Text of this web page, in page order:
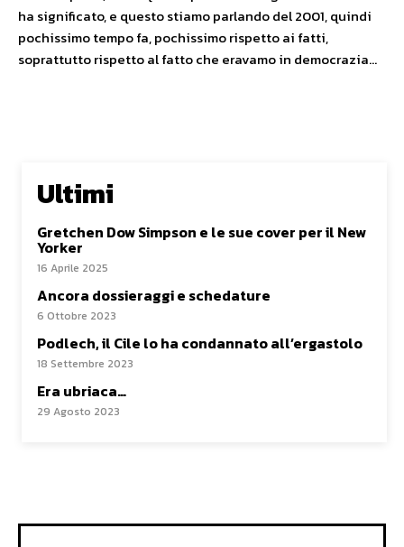
ha significato, e questo stiamo parlando del 2001, quindi
pochissimo tempo fa, pochissimo rispetto ai fatti,
soprattutto rispetto al fatto che eravamo in democrazia…
Ultimi
Gretchen Dow Simpson e le sue cover per il New
Yorker
16 Aprile 2025
Ancora dossieraggi e schedature
6 Ottobre 2023
Podlech, il Cile lo ha condannato all’ergastolo
18 Settembre 2023
Era ubriaca…
29 Agosto 2023